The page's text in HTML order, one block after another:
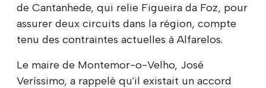
de Cantanhede, qui relie Figueira da Foz, pour
assurer deux circuits dans la région, compte
tenu des contraintes actuelles à Alfarelos.
Le maire de Montemor-o-Velho, José
Veríssimo, a rappelé qu'il existait un accord